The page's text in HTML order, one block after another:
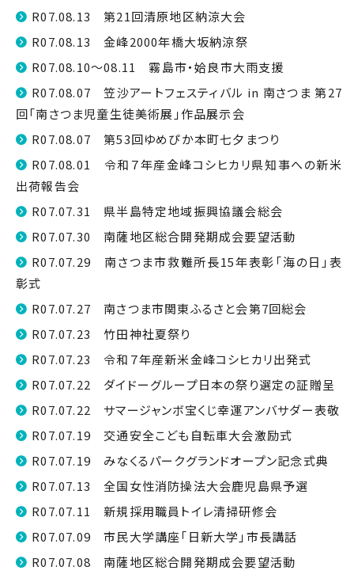
R07.08.13 第21回清原地区納涼大会
R07.08.13 金峰2000年橋大坂納涼祭
R07.08.10～08.11 霧島市・姶良市大雨支援
R07.08.07 笠沙アートフェスティバル in 南さつま 第27
回「南さつま児童生徒美術展」作品展示会
R07.08.07 第53回ゆめぴか本町七夕まつり
R07.08.01 令和７年産金峰コシヒカリ県知事への新米
出荷報告会
R07.07.31 県半島特定地域振興協議会総会
R07.07.30 南薩地区総合開発期成会要望活動
R07.07.29 南さつま市救難所長15年表彰「海の日」表
彰式
R07.07.27 南さつま市関東ふるさと会第7回総会
R07.07.23 竹田神社夏祭り
R07.07.23 令和７年産新米金峰コシヒカリ出発式
R07.07.22 ダイドーグループ日本の祭り選定の証贈呈
R07.07.22 サマージャンボ宝くじ幸運アンバサダー表敬
R07.07.19 交通安全こども自転車大会激励式
R07.07.19 みなくるパークグランドオープン記念式典
R07.07.13 全国女性消防操法大会鹿児島県予選
R07.07.11 新規採用職員トイレ清掃研修会
R07.07.09 市民大学講座「日新大学」市長講話
R07.07.08 南薩地区総合開発期成会要望活動